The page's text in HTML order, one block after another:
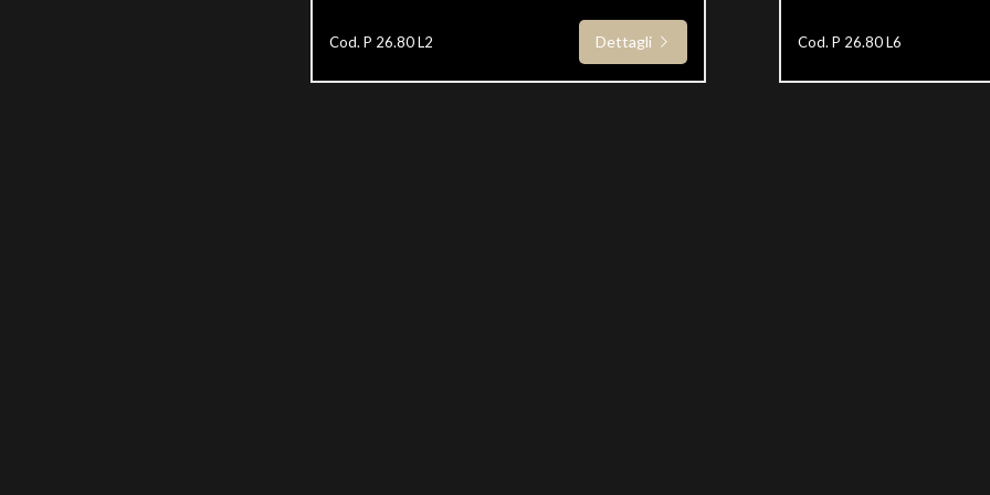
Cod. P 26.80 L2 Dettagli Cod. P 26.80 L6